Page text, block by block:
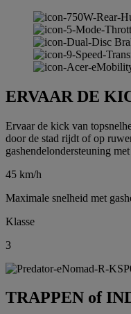
ERVAAR DE
Ervaar de kick van
door de stad rijdt of op
gashendelondersteuning
45 km/h
Maximale snelheid met
Klasse
3
TRAPPEN of